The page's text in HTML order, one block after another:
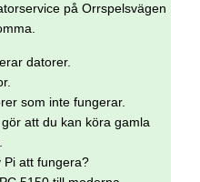
på Orrspelsvägen
datorer.
som inte fungerar.
att du kan köra gamla
Pi att fungera?